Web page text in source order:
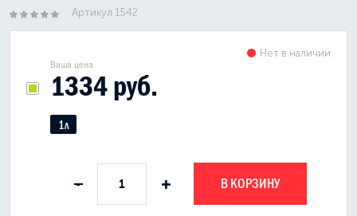
Артикул 1542
Ваша цена
1334 руб.
Нет в наличии
1л
- + В КОРЗИНУ